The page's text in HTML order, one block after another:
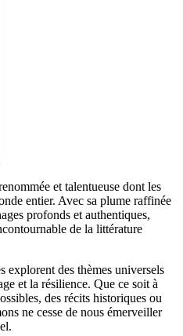
et talentueuse dont les
entier. Avec sa plume raffinée
profonds et authentiques,
de la littérature
explorent des thèmes universels
et la résilience. Que ce soit à
des récits historiques ou
ne cesse de nous émerveiller